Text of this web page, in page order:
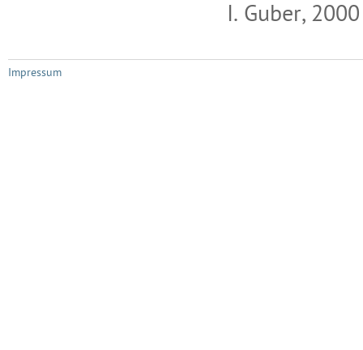
I. Guber, 2000
Impressum